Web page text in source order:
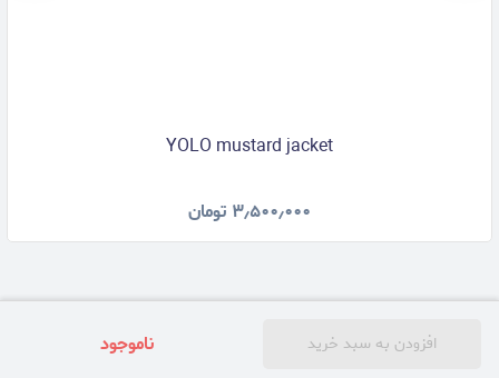
افزودن به سبد خرید ناموجود
YOLO mustard jacket
۳٫۵۰۰٫۰۰۰ تومان